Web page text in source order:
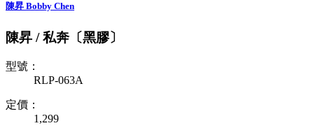
陳昇 Bobby Chen
陳昇 / 私奔〔黑膠〕
型號：
RLP-063A
定價：
1,299